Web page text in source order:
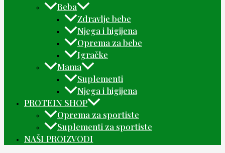
Beba
Zdravlje bebe
Njega i higijena
Oprema za bebe
Igračke
Mama
Suplementi
Njega i higijena
PROTEIN SHOP
Oprema za sportiste
Suplementi za sportiste
NAŠI PROIZVODI